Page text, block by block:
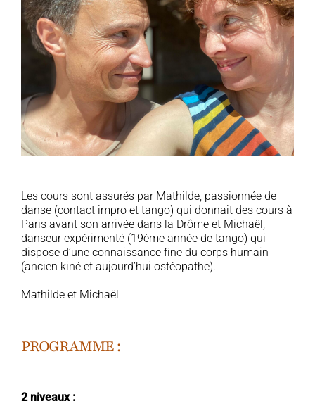
LOGEMENTS
Les cours sont assurés par Mathilde, passionnée de
danse (contact impro et tango) qui donnait des cours à
Paris avant son arrivée dans la Drôme et Michaël,
danseur expérimenté (19ème année de tango) qui
dispose d’une connaissance fine du corps humain
(ancien kiné et aujourd’hui ostéopathe).
Mathilde et Michaël
PROGRAMME :
2 niveaux :